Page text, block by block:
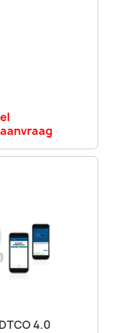
4.0